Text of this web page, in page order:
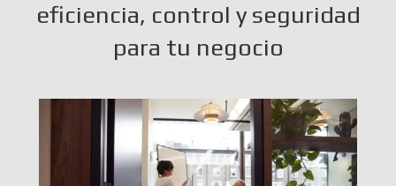
eficiencia, control y seguridad
para tu negocio